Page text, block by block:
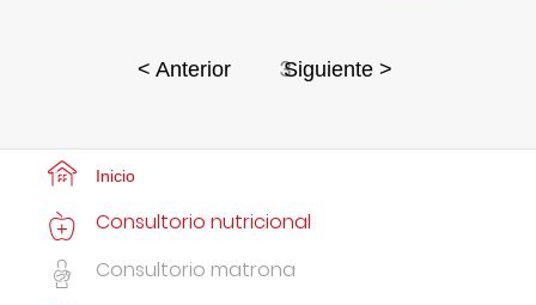
< Anterior 3Siguiente >
Inicio
Consultorio nutricional
Consultorio matrona